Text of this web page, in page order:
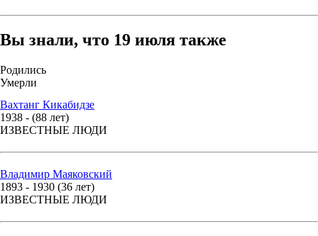
Вы знали, что 19 июля также
Родились
Умерли
Вахтанг Кикабидзе
1938 - (88 лет)
ИЗВЕСТНЫЕ ЛЮДИ
Владимир Маяковский
1893 - 1930 (36 лет)
ИЗВЕСТНЫЕ ЛЮДИ